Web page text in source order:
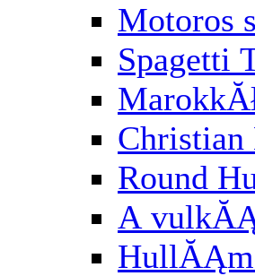
Motoros
Spagetti
Christian
Round
A